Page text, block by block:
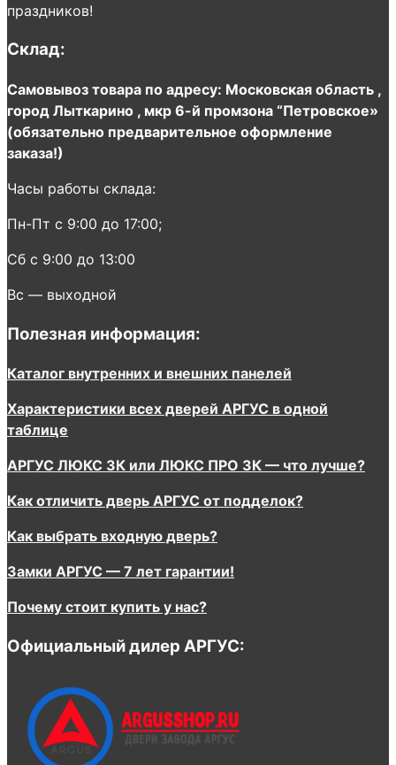
праздников!
Склад:
Самовывоз товара по адресу: Московская область ,
город Лыткарино , мкр 6-й промзона “Петровское»
(обязательно предварительное оформление
заказа!)
Часы работы склада:
Пн-Пт с 9:00 до 17:00;
Сб с 9:00 до 13:00
Вс — выходной
Полезная информация:
Каталог внутренних и внешних панелей
Характеристики всех дверей АРГУС в одной
таблице
АРГУС ЛЮКС 3К или ЛЮКС ПРО 3К — что лучше?
Как отличить дверь АРГУС от подделок?
Как выбрать входную дверь?
Замки АРГУС — 7 лет гарантии!
Почему стоит купить у нас?
Официальный дилер АРГУС: